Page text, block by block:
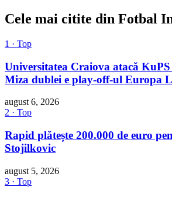
Cele mai citite din Fotbal
1 · Top
Universitatea Craiova atacă KuPS
Miza dublei e play-off-ul Europa
august 6, 2026
2 · Top
Rapid plătește 200.000 de euro
Stojilkovic
august 5, 2026
3 · Top